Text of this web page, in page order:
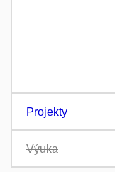
Projekty
Výuka